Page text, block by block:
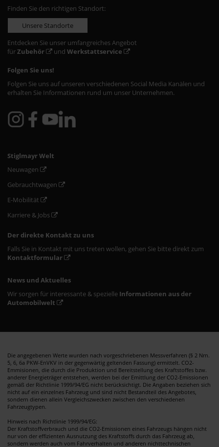
Finden Sie den richtigen Standort:
Unsere Standorte
Entdecken Sie unser umfangreiches Angebot
fürZubehör und Werkstattservice
Folgen Sie uns!
Folgen Sie uns auf unseren verschiedenen Social Media Kanälen und
erhalten Sie Informationen rund um unser Unternehmen.
Stiglmayr Welt
Neuwagen
Gebrauchtwagen
E-Mobilität
Karriere & Jobs
Der direkte Kontakt zu uns
Falls Sie in Kontakt mit uns treten wollen, gehen Sie bitte direkt zum
Kontaktformular
News und Aktuelles
Wir sorgen für interessante & spezielle Informationen aus der
Automobilwelt
Die angegebenen Werte wurden nach vorgeschriebenen Messverfahren (§ 2 Nrn.
5, 6, 6a PKW-EnVKV in der gegenwärtig geltenden Fassung) ermittelt. CO2-
Emmisionen, die durch die Produktion und Bereitstellung des Kraftstoffes bzw.
anderer Energieträger entstehen, werden bei der Emittlung der CO2-Emissionen
gemäß der Richtlinie 1999/94/EG nicht berücksichtigt. Die Angaben beziehen sich
nicht auf ein einzelnes Fahrzeug und sind nicht Bestandteil des Angebotes,
sondern dienen allein Vergleichszwecken zwischen den verschiedenen
Fahrzeugtypen.
Hinweis nach Richtlinie 1999/94/EG:
Der Kraftstoffverbrauch und die CO2-Emissionen eines Fahrzeugs hängen nicht
nur von der effizienten Ausnutzung des Kraftstoffs durch das Fahrzeug ab,
sondern werden auch vom Fahrverhalten und anderen nichttechnischen